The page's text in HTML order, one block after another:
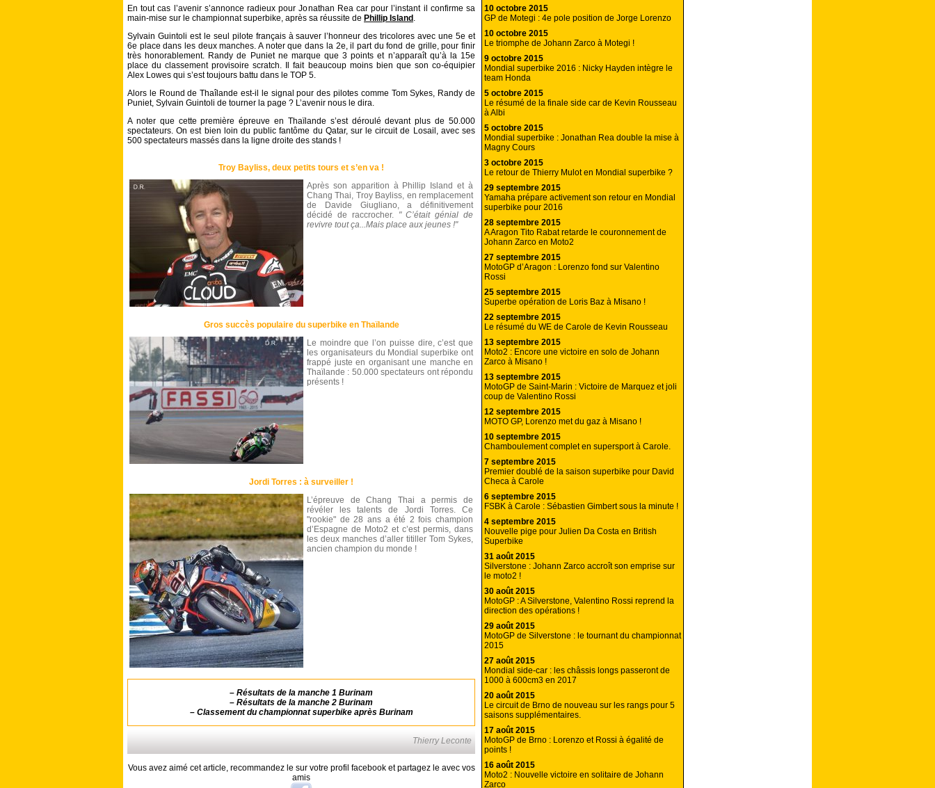
En tout cas l’avenir s’annonce radieux pour Jonathan Rea car pour l’instant il confirme sa
main-mise sur le championnat superbike, après sa réussite de Phillip Island .
Sylvain Guintoli est le seul pilote français à sauver l’honneur des tricolores avec une 5e et
6e place dans les deux manches. A noter que dans la 2e, il part du fond de grille, pour finir
très honorablement. Randy de Puniet ne marque que 3 points et n’apparaît qu’à la 15e
place du classement provisoire scratch. Il fait beaucoup moins bien que son co-équipier
Alex Lowes qui s’est toujours battu dans le TOP 5.
Alors le Round de Thaîlande est-il le signal pour des pilotes comme Tom Sykes, Randy de
Puniet, Sylvain Guintoli de tourner la page ? L’avenir nous le dira.
A noter que cette première épreuve en Thaïlande s’est déroulé devant plus de 50.000
spectateurs. On est bien loin du public fantôme du Qatar, sur le circuit de Losail, avec ses
500 spectateurs massés dans la ligne droite des stands !
Troy Bayliss, deux petits tours et s’en va !
Après son apparition à Phillip Island et à
Chang Thai, Troy Bayliss, en remplacement
de Davide Giugliano, a définitivement
décidé de raccrocher. " C’était génial de
revivre tout ça...Mais place aux jeunes !"
Gros succès populaire du superbike en Thaïlande
Le moindre que l’on puisse dire, c’est que
les organisateurs du Mondial superbike ont
frappé juste en organisant une manche en
Thaïlande : 50.000 spectateurs ont répondu
présents !
Jordi Torres : à surveiller !
L’épreuve de Chang Thai a permis de
révéler les talents de Jordi Torres. Ce
"rookie" de 28 ans a été 2 fois champion
d’Espagne de Moto2 et c’est permis, dans
les deux manches d’aller titiller Tom Sykes,
ancien champion du monde !
– Résultats de la manche 1 Burinam
– Résultats de la manche 2 Burinam
– Classement du championnat superbike après Burinam
Thierry Leconte
Vous avez aimé cet article, recommandez le sur votre profil facebook et partagez le avec vos
amis
10 octobre 2015
GP de Motegi : 4e pole position de Jorge Lorenzo
10 octobre 2015
Le triomphe de Johann Zarco à Motegi !
9 octobre 2015
Mondial superbike 2016 : Nicky Hayden intègre le
team Honda
5 octobre 2015
Le résumé de la finale side car de Kevin Rousseau
à Albi
5 octobre 2015
Mondial superbike : Jonathan Rea double la mise à
Magny Cours
3 octobre 2015
Le retour de Thierry Mulot en Mondial superbike ?
29 septembre 2015
Yamaha prépare activement son retour en Mondial
superbike pour 2016
28 septembre 2015
A Aragon Tito Rabat retarde le couronnement de
Johann Zarco en Moto2
27 septembre 2015
MotoGP d’Aragon : Lorenzo fond sur Valentino
Rossi
25 septembre 2015
Superbe opération de Loris Baz à Misano !
22 septembre 2015
Le résumé du WE de Carole de Kevin Rousseau
13 septembre 2015
Moto2 : Encore une victoire en solo de Johann
Zarco à Misano !
13 septembre 2015
MotoGP de Saint-Marin : Victoire de Marquez et joli
coup de Valentino Rossi
12 septembre 2015
MOTO GP, Lorenzo met du gaz à Misano !
10 septembre 2015
Chamboulement complet en supersport à Carole.
7 septembre 2015
Premier doublé de la saison superbike pour David
Checa à Carole
6 septembre 2015
FSBK à Carole : Sébastien Gimbert sous la minute !
4 septembre 2015
Nouvelle pige pour Julien Da Costa en British
Superbike
31 août 2015
Silverstone : Johann Zarco accroît son emprise sur
le moto2 !
30 août 2015
MotoGP : A Silverstone, Valentino Rossi reprend la
direction des opérations !
29 août 2015
MotoGP de Silverstone : le tournant du championnat
2015
27 août 2015
Mondial side-car : les châssis longs passeront de
1000 à 600cm3 en 2017
20 août 2015
Le circuit de Brno de nouveau sur les rangs pour 5
saisons supplémentaires.
17 août 2015
MotoGP de Brno : Lorenzo et Rossi à égalité de
points !
16 août 2015
Moto2 : Nouvelle victoire en solitaire de Johann
Zarco